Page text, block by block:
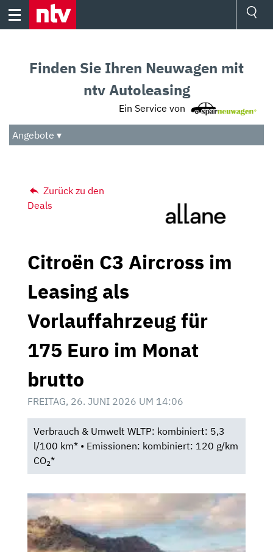
Skip
Audio
Das Beste
Finden Sie Ihren Neuwagen mit
ntv Autoleasing
Ein Service von
Angebote ▾
Zurück zu den
Deals
Citroën C3 Aircross im
Leasing als
Vorlauffahrzeug für
175 Euro im Monat
brutto
FREITAG, 26. JUNI 2026 UM 14:06
Verbrauch & Umwelt WLTP: kombiniert: 5,3
l/100 km* • Emissionen: kombiniert: 120 g/km
CO2*